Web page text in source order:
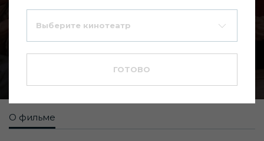
Друзья 9.2
О фильме
Выберите кинотеатр
ГОТОВО